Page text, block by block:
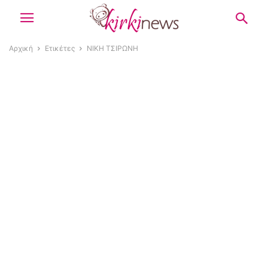
Αρχική Ετικέτες ΝΙΚΗ ΤΣΙΡΩΝΗ